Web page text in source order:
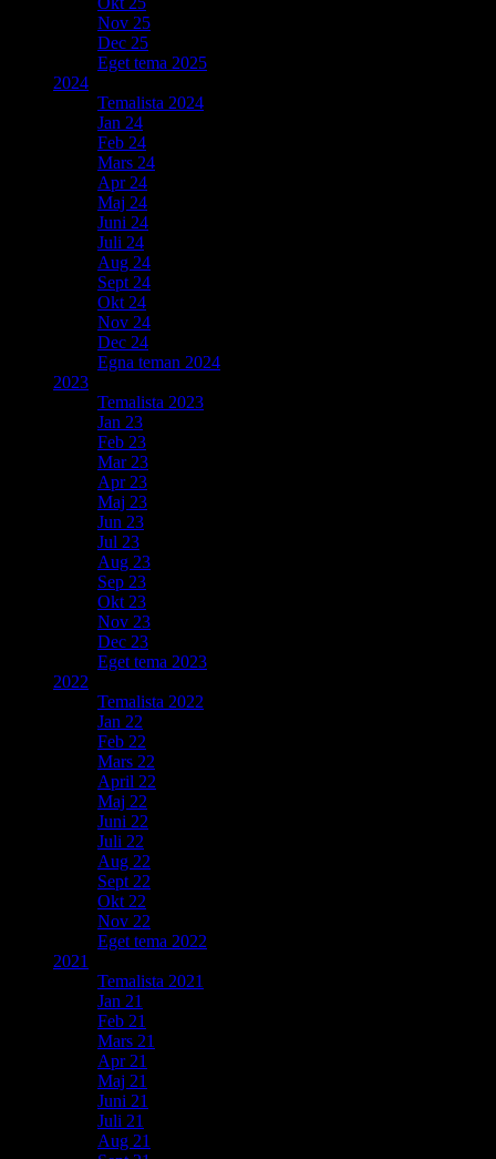
Nov 25
Dec 25
Eget tema 2025
2024
Temalista 2024
Jan 24
Feb 24
Mars 24
Apr 24
Maj 24
Juni 24
Juli 24
Aug 24
Sept 24
Okt 24
Nov 24
Dec 24
Egna teman 2024
2023
Temalista 2023
Jan 23
Feb 23
Mar 23
Apr 23
Maj 23
Jun 23
Jul 23
Aug 23
Sep 23
Okt 23
Nov 23
Dec 23
Eget tema 2023
2022
Temalista 2022
Jan 22
Feb 22
Mars 22
April 22
Maj 22
Juni 22
Juli 22
Aug 22
Sept 22
Okt 22
Nov 22
Eget tema 2022
2021
Temalista 2021
Jan 21
Feb 21
Mars 21
Apr 21
Maj 21
Juni 21
Juli 21
Aug 21